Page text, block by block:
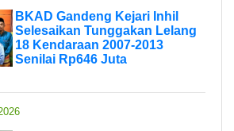
BKAD Gandeng Kejari Inhil
Selesaikan Tunggakan Lelang
18 Kendaraan 2007-2013
Senilai Rp646 Juta